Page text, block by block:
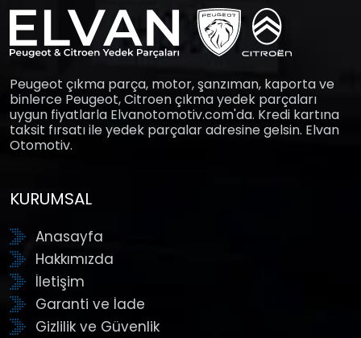
Peugeot çıkma parça, motor, şanzıman, kaporta ve
binlerce Peugeot, Citroen çıkma yedek parçaları
uygun fiyatlarla Elvanotomotiv.com'da. Kredi kartına
taksit fırsatı ile yedek parçalar adresine gelsin. Elvan
Otomotiv.
KURUMSAL
Anasayfa
Hakkımızda
İletişim
Garanti ve İade
Gizlilik ve Güvenlik